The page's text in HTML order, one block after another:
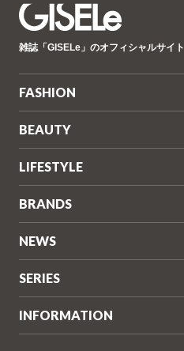
ゼ
雑誌「GISELe」のオフィシャルサイト
FASHION
BEAUTY
LIFESTYLE
BRANDS
NEWS
SERIES
INFORMATION